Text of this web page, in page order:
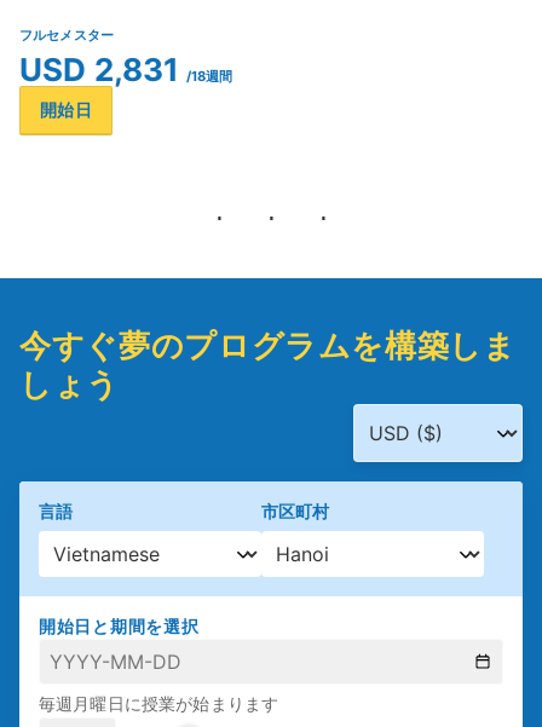
フルセメスター
USD 2,831 /18週間
開始日
今すぐ夢のプログラムを構築しま
しょう
言語 市区町村
開始日と期間を選択
毎週月曜日に授業が始まります